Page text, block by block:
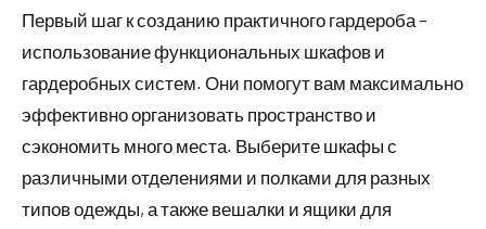
Первый шаг к созданию практичного гардероба –
использование функциональных шкафов и
гардеробных систем. Они помогут вам максимально
эффективно организовать пространство и
сэкономить много места. Выберите шкафы с
различными отделениями и полками для разных
типов одежды, а также вешалки и ящики для